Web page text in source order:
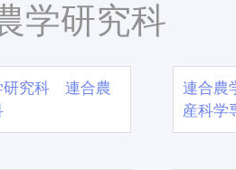
学研究科
研究科 連合農
連合農
産科学